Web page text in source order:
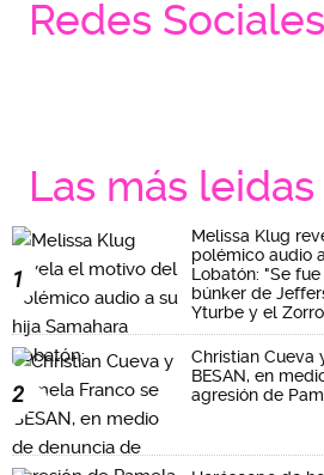
Redes Sociales
Las más leidas
1
Melissa Klug
polémico audio
Lobatón: "Se
búnker de
Yturbe y el
2
Christian Cueva
BESAN, en
agresión de